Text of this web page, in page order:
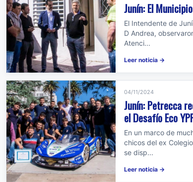
Junín: El
El Intendente de
D Andrea,
Atenci...
Leer noticia →
04/11/2024
Junín: Petrecca
el Desafío Eco
En un marco de
chicos del ex
se disp...
Leer noticia →